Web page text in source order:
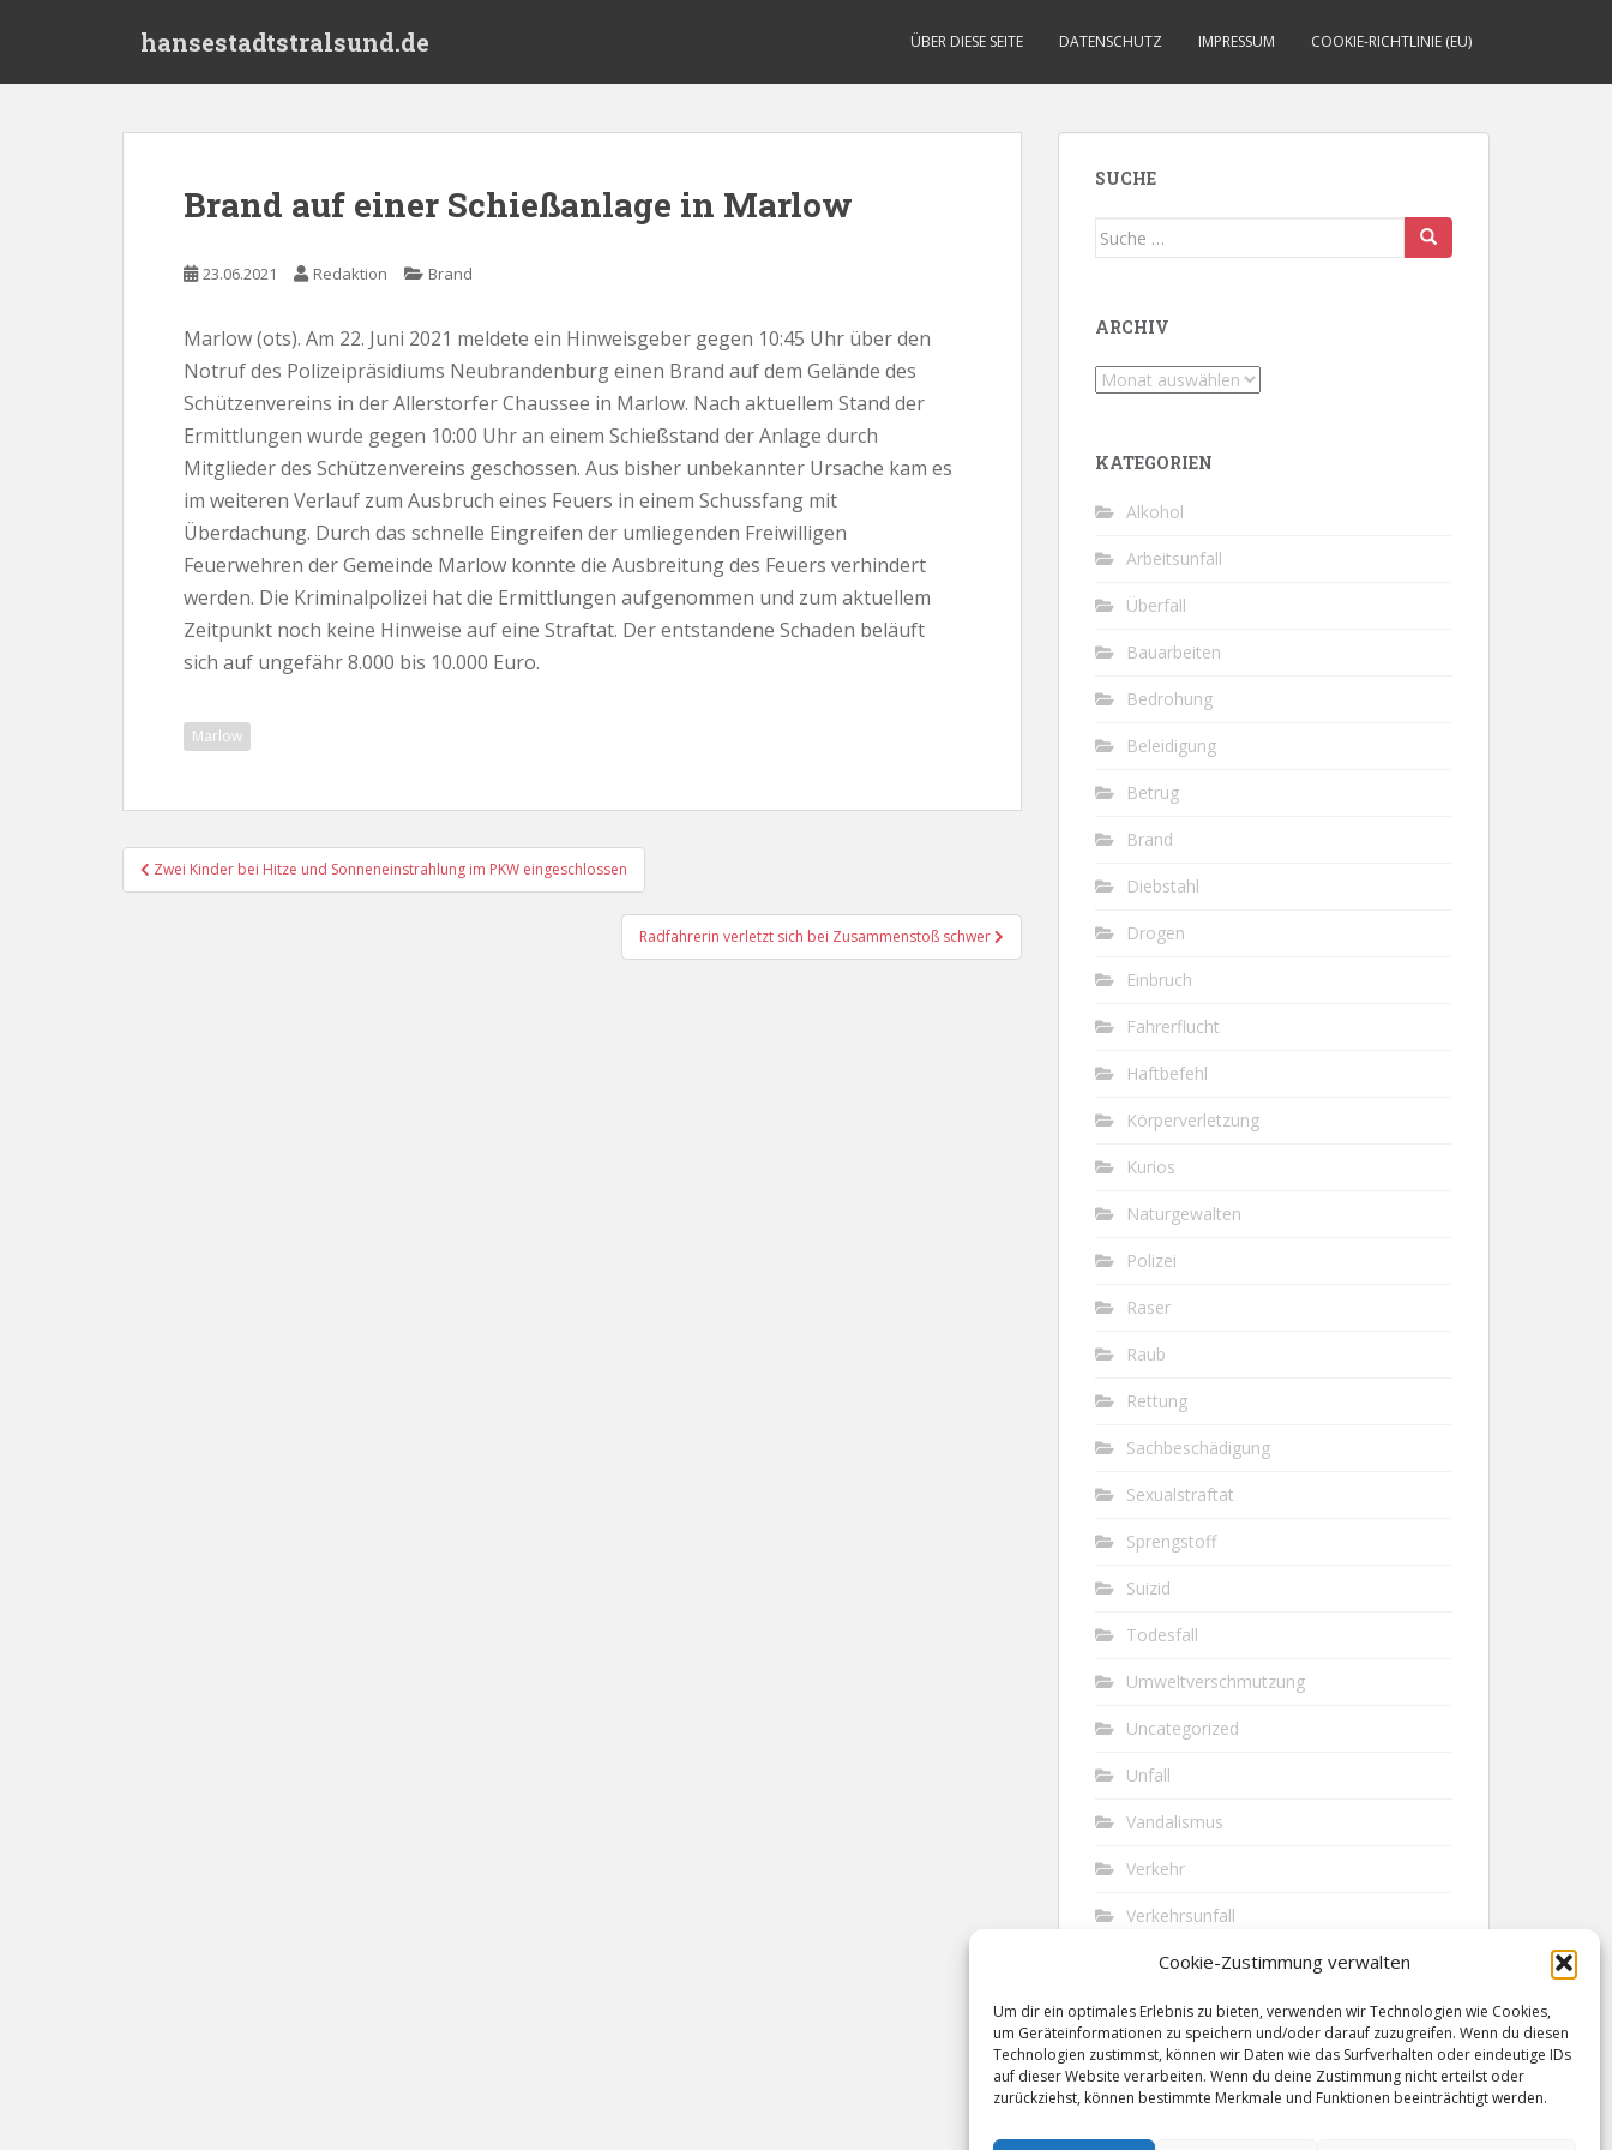
Cookie-Zustimmung verwalten
Um dir ein optimales Erlebnis zu bieten, verwenden wir Technologien wie Cookies,
um Geräteinformationen zu speichern und/oder darauf zuzugreifen. Wenn du diesen
Technologien zustimmst, können wir Daten wie das Surfverhalten oder eindeutige IDs
auf dieser Website verarbeiten. Wenn du deine Zustimmung nicht erteilst oder
zurückziehst, können bestimmte Merkmale und Funktionen beeinträchtigt werden.
hansestadtstralsund.de ÜBER DIESE SEITE DATENSCHUTZ IMPRESSUM COOKIE-RICHTLINIE (EU)
Brand auf einer Schießanlage in Marlow
23.06.2021 Redaktion Brand
Marlow (ots). Am 22. Juni 2021 meldete ein Hinweisgeber gegen 10:45 Uhr über den
Notruf des Polizeipräsidiums Neubrandenburg einen Brand auf dem Gelände des
Schützenvereins in der Allerstorfer Chaussee in Marlow. Nach aktuellem Stand der
Ermittlungen wurde gegen 10:00 Uhr an einem Schießstand der Anlage durch
Mitglieder des Schützenvereins geschossen. Aus bisher unbekannter Ursache kam es
im weiteren Verlauf zum Ausbruch eines Feuers in einem Schussfang mit
Überdachung. Durch das schnelle Eingreifen der umliegenden Freiwilligen
Feuerwehren der Gemeinde Marlow konnte die Ausbreitung des Feuers verhindert
werden. Die Kriminalpolizei hat die Ermittlungen aufgenommen und zum aktuellem
Zeitpunkt noch keine Hinweise auf eine Straftat. Der entstandene Schaden beläuft
sich auf ungefähr 8.000 bis 10.000 Euro.
Marlow
Beitragsnavigation
Zwei Kinder bei Hitze und Sonneneinstrahlung im PKW eingeschlossen
Radfahrerin verletzt sich bei Zusammenstoß schwer
SUCHE
Suche
ARCHIV
Archiv
KATEGORIEN
Alkohol
Arbeitsunfall
Überfall
Bauarbeiten
Bedrohung
Beleidigung
Betrug
Brand
Diebstahl
Drogen
Einbruch
Fahrerflucht
Haftbefehl
Körperverletzung
Kurios
Naturgewalten
Polizei
Raser
Raub
Rettung
Sachbeschädigung
Sexualstraftat
Sprengstoff
Suizid
Todesfall
Umweltverschmutzung
Uncategorized
Unfall
Vandalismus
Verkehr
Verkehrsunfall
Vermisst
Waffen
Wilderei